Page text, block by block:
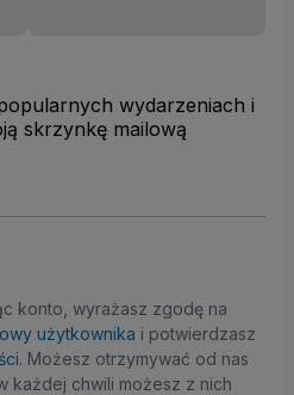
wydarzeniach i
skrzynkę mailową
konto, wyrażasz zgodę na
użytkownika i potwierdzasz
. Możesz otrzymywać od nas
każdej chwili możesz z nich